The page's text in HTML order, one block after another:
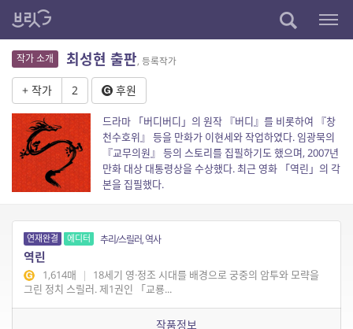
작가 소개 최성현 출판, 등록작가
+ 작가 2 후원
드라마 「버디버디」의 원작 『버디』를 비롯하여 『창
천수호위』 등을 만화가 이현세와 작업하였다. 임광묵의
『교무의원』 등의 스토리를 집필하기도 했으며, 2007년
만화 대상 대통령상을 수상했다. 최근 영화 「역린」의 각
본을 집필했다.
연재완결 에디터 추리/스릴러, 역사
역린
1,614매 |
18세기 영·정조 시대를 배경으로 궁중의 암투와 모략을
그린 정치 스릴러. 제1권인 「교룡...
작품정보